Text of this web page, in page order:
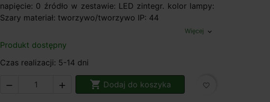
napięcie: 0 źródło w zestawie: LED zintegr. kolor lampy:
Szary materiał: tworzywo/tworzywo IP: 44
Więcej expand_more
Produkt dostępny
Czas realizacji: 5-14 dni
   Dodaj do koszyka favorite_border